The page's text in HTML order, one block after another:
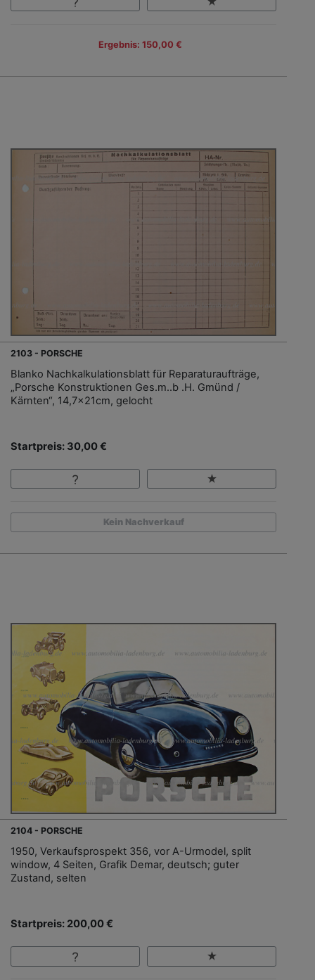
Ergebnis: 150,00 €
2103 - PORSCHE
Blanko Nachkalkulationsblatt für Reparaturaufträge,
„Porsche Konstruktionen Ges.m..b .H. Gmünd /
Kärnten“, 14,7x21cm, gelocht
Startpreis: 30,00 €
Kein Nachverkauf
2104 - PORSCHE
1950, Verkaufsprospekt 356, vor A-Urmodel, split
window, 4 Seiten, Grafik Demar, deutsch; guter
Zustand, selten
Startpreis: 200,00 €